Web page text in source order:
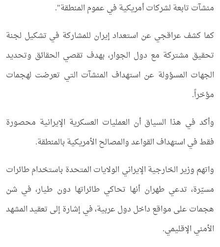
منشآت تابعة لشركات أمريكية في عموم المنطقة".
كما كشف عراقجي عن استعداد إيران للمشاركة في تشكيل لجنة
تحقيق مشتركة مع دول الجوار، بهدف تقصي الحقائق وتحديد
الجهات المسؤولة عن استهداف المنشآت التي تعرضت لهجمات
مؤخراً.
وأكد في هذا السياق أن العمليات العسكرية الإيرانية محصورة
فقط في استهداف القواعد والمصالح الأمريكية بالمنطقة.
واتهم وزير الخارجية الإيراني الولايات المتحدة باستخدام طائرات
مسيّرة، تدعي طهران أنها تحاكي طائراتها دون طيار، في شن
هجمات على مواقع داخل دول عربية، في إشارة إلى تعقيد المشهد
الأمني الإقليمي.